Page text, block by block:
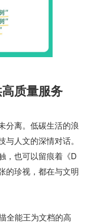
质量服务
分离。低碳生活的浪
人文的深情对话。
，也可以留痕着《D
的珍视，都在与文明
全能王为文档的高